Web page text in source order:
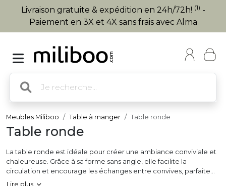
Livraison gratuite & expédition en 24h/72h! (1) -
Paiement en 3X et 4X sans frais avec Alma
Meubles Miliboo Table à manger Table ronde
Table ronde
La table ronde est idéale pour créer une ambiance conviviale et
chaleureuse. Grâce à sa forme sans angle, elle facilite la
circulation et encourage les échanges entre convives, parfaite
pour les repas en famille ou entre amis. Elle convient aussi bien
Lire plus